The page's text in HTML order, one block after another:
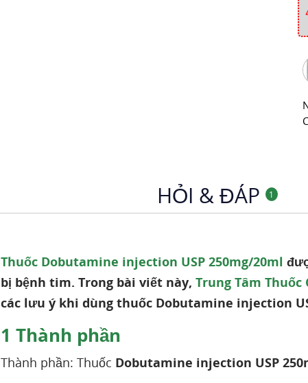
HỎI & ĐÁP 1
Thuốc Dobutamine injection USP 250mg/20ml
bị bệnh tim. Trong bài viết này, Trung Tâm
các lưu ý khi dùng thuốc Dobutamine injection
1 Thành phần
Thành phần: Thuốc Dobutamine injection USP